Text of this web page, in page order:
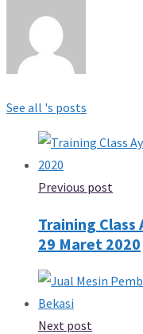
See all 's posts
Previous post
Training Class
29 Maret 2020
Next post